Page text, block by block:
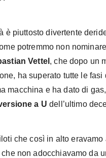
è piuttosto divertente
potremmo non
Vettel , che dopo un
ha superato tutte le fasi
macchina e ha dato di
a U dell’ultimo
che così in alto eravamo
non adocchiavamo da